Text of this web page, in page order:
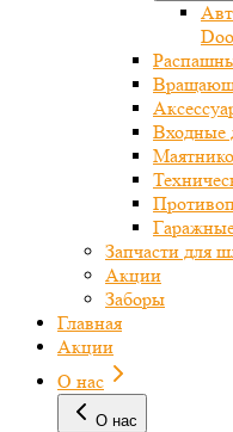
Входные
Запчасти для
Акции
Заборы
Главная
Акции
О нас
О нас